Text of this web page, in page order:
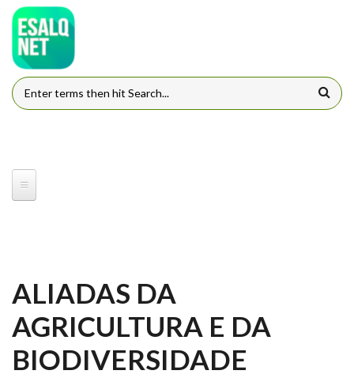
Pular para o conteúdo principal
FORMULÁRIO DE BUSCA
ALIADAS DA
AGRICULTURA E DA
BIODIVERSIDADE